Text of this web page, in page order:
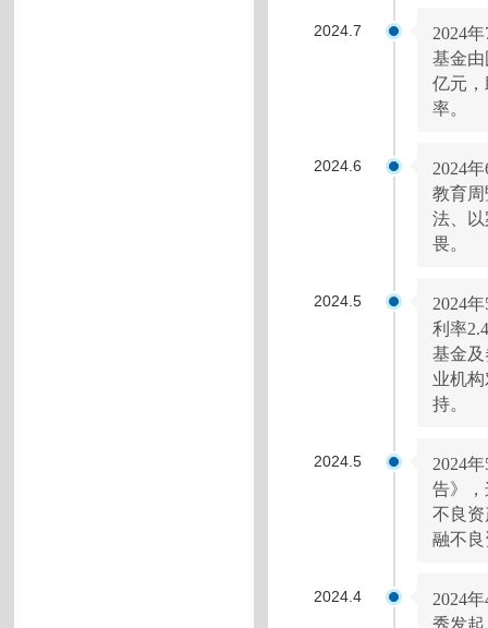
2024.7
2024
基金
亿元
率。
2024.6
2024
教育
法、
畏。
2024.5
2024
利率
基金
业机
持。
2024.5
2024
告》
不良
融不
2024.4
2024
秀发